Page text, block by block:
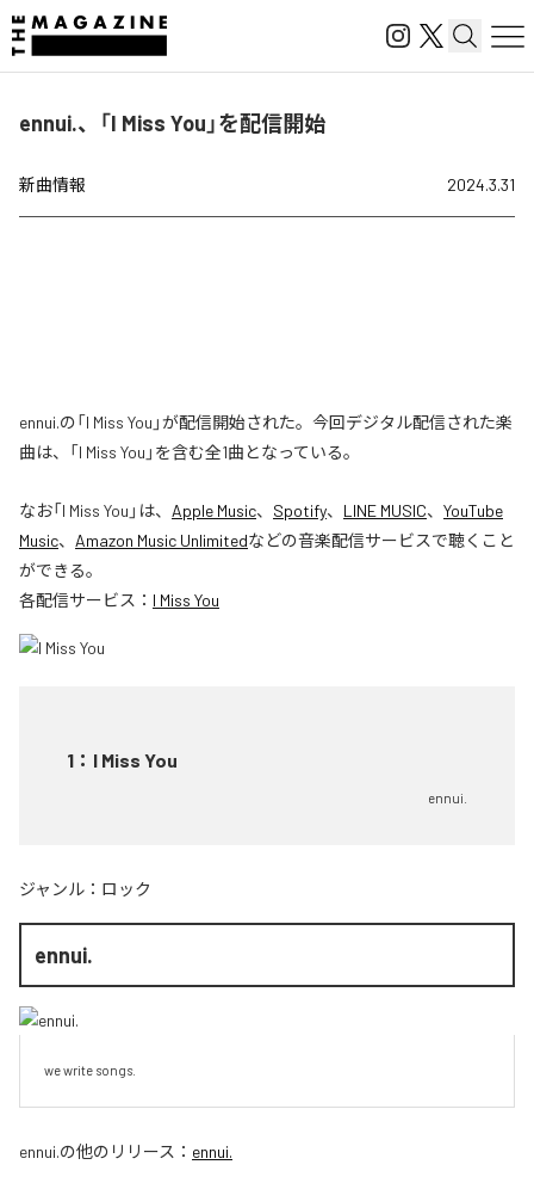
ennui.、「I Miss You」を配信開始
新曲情報 2024.3.31
ennui.の「I Miss You」が配信開始された。今回デジタル配信された楽
曲は、「I Miss You」を含む全1曲となっている。
なお「I Miss You 」は、 Apple Music、 Spotify、 LINE MUSIC、 YouTube
Music、 Amazon Music Unlimitedなどの音楽配信サービスで聴くこと
ができる。
各配信サービス： I Miss You
1 ： I Miss You
ennui.
ジャンル： ロック
ennui.
we write songs.
ennui.の他のリリース： ennui.